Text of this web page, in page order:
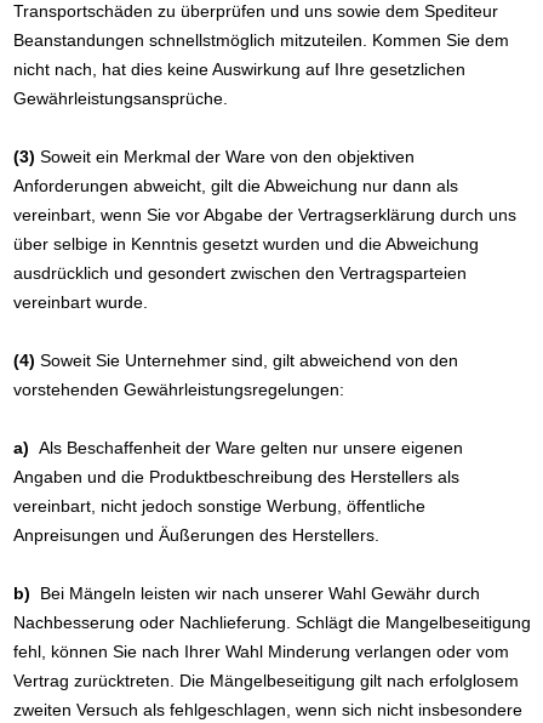
Transportschäden zu überprüfen und uns sowie dem Spediteur
Beanstandungen schnellstmöglich mitzuteilen. Kommen Sie dem
nicht nach, hat dies keine Auswirkung auf Ihre gesetzlichen
Gewährleistungsansprüche.
(3) Soweit ein Merkmal der Ware von den objektiven
Anforderungen abweicht, gilt die Abweichung nur dann als
vereinbart, wenn Sie vor Abgabe der Vertragserklärung durch uns
über selbige in Kenntnis gesetzt wurden und die Abweichung
ausdrücklich und gesondert zwischen den Vertragsparteien
vereinbart wurde.
(4) Soweit Sie Unternehmer sind, gilt abweichend von den
vorstehenden Gewährleistungsregelungen:
a) Als Beschaffenheit der Ware gelten nur unsere eigenen
Angaben und die Produktbeschreibung des Herstellers als
vereinbart, nicht jedoch sonstige Werbung, öffentliche
Anpreisungen und Äußerungen des Herstellers.
b) Bei Mängeln leisten wir nach unserer Wahl Gewähr durch
Nachbesserung oder Nachlieferung. Schlägt die Mangelbeseitigung
fehl, können Sie nach Ihrer Wahl Minderung verlangen oder vom
Vertrag zurücktreten. Die Mängelbeseitigung gilt nach erfolglosem
zweiten Versuch als fehlgeschlagen, wenn sich nicht insbesondere